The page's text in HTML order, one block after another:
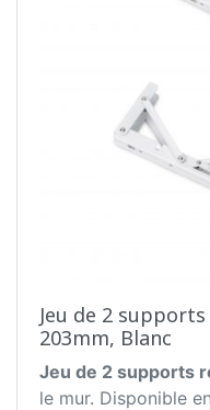
Jeu de 2
203mm, Blanc
Jeu de 2 supports
le mur. Disponible en